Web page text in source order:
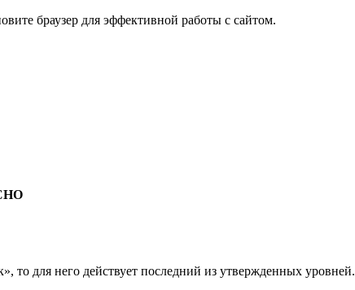
браузер для эффективной работы с сайтом.
то для него действует последний из утвержденных уровней.